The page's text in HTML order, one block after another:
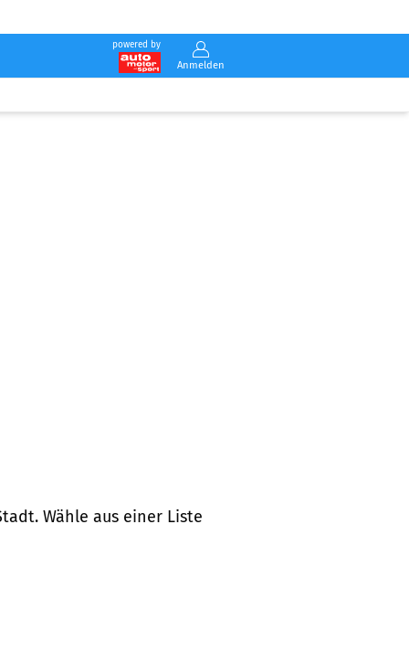
powered by
Anmelden
Wähle aus einer Liste